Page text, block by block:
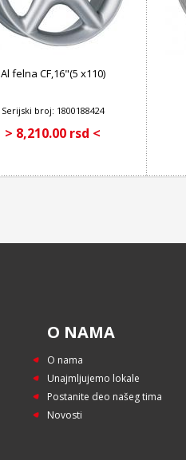
Al felna CF,16"(5 x110)
Serijski broj: 1800188424
> 8,210.00 rsd <
O NAMA
O nama
Unajmljujemo lokale
Postanite deo našeg tima
Novosti